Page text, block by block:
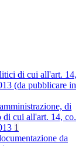
di cui all'art. 14,
(da pubblicare in
di
di cui all'art. 14, co.
1
da